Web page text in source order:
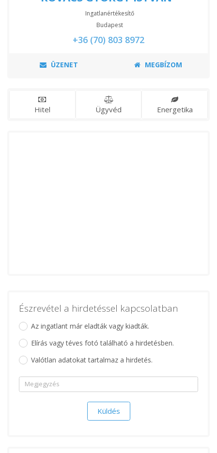
Ingatlanértékesítő
Budapest
+36 (70) 803 8972
ÜZENET MEGBÍZOM
Hitel Ügyvéd Energetika
Észrevétel a hirdetéssel kapcsolatban
Az ingatlant már eladták vagy kiadták.
Elírás vagy téves fotó található a hirdetésben.
Valótlan adatokat tartalmaz a hirdetés.